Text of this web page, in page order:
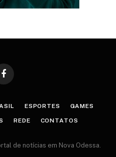
Facebook
ESPORTES GAMES
REDE CONTATOS
de notícias em Nova Odessa.